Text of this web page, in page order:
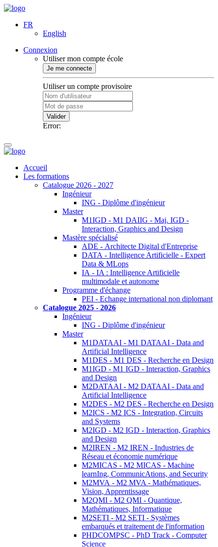
FR
English
Connexion
Utiliser mon compte école
Je me connecte
Utiliser un compte provisoire
Valider
Error:
Accueil
Les formations
Catalogue 2026 - 2027
Ingénieur
ING - Diplôme d'ingénieur
Master
M1IGD - M1 DAIIG - Maj. IGD -
Interaction, Graphics and Design
Mastère spécialisé
ADE - Architecte Digital d'Entreprise
DATA - Intelligence Artificielle - Expert
Data & MLops
IA - IA : Intelligence Artificielle
multimodale et autonome
Programme d'échange
PEI - Echange international non diplomant
Catalogue 2025 - 2026
Ingénieur
ING - Diplôme d'ingénieur
Master
M1DATAAI - M1 DATAAI - Data and
Artificial Intelligence
M1DES - M1 DES - Recherche en Design
M1IGD - M1 IGD - Interaction, Graphics
and Design
M2DATAAI - M2 DATAAI - Data and
Artificial Intelligence
M2DES - M2 DES - Recherche en Design
M2ICS - M2 ICS - Integration, Circuits
and Systems
M2IGD - M2 IGD - Interaction, Graphics
and Design
M2IREN - M2 IREN - Industries de
Réseau et économie numérique
M2MICAS - M2 MICAS - Machine
learnIng, CommunicAtions, and Security
M2MVA - M2 MVA - Mathématiques,
Vision, Apprentissage
M2QMI - M2 QMI - Quantique,
Mathématiques, Informatique
M2SETI - M2 SETI - Systèmes
embarqués et traitement de l'information
PHDCOMPSC - PhD Track - Computer
Science